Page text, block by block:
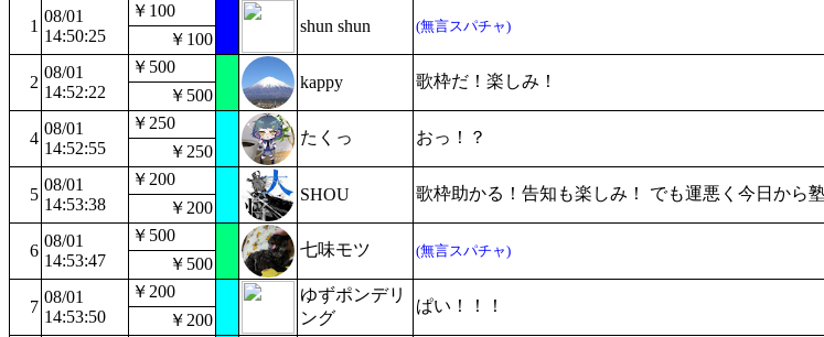
1
08/01
14:50:25
￥100
shun shun
(無言スパチャ)
￥100
2
08/01
14:52:22
￥500
kappy
歌枠だ！楽しみ！
￥500
4
08/01
14:52:55
￥250
たくっ おっ！？
￥250
5
08/01
14:53:38
￥200
SHOU
歌枠助かる！告知も楽しみ！ でも運悪く今日から
￥200
6
08/01
14:53:47
￥500
七味モツ (無言スパチャ)
￥500
7
08/01
14:53:50
￥200
ゆずポンデリ
ング
ぱい！！！
￥200